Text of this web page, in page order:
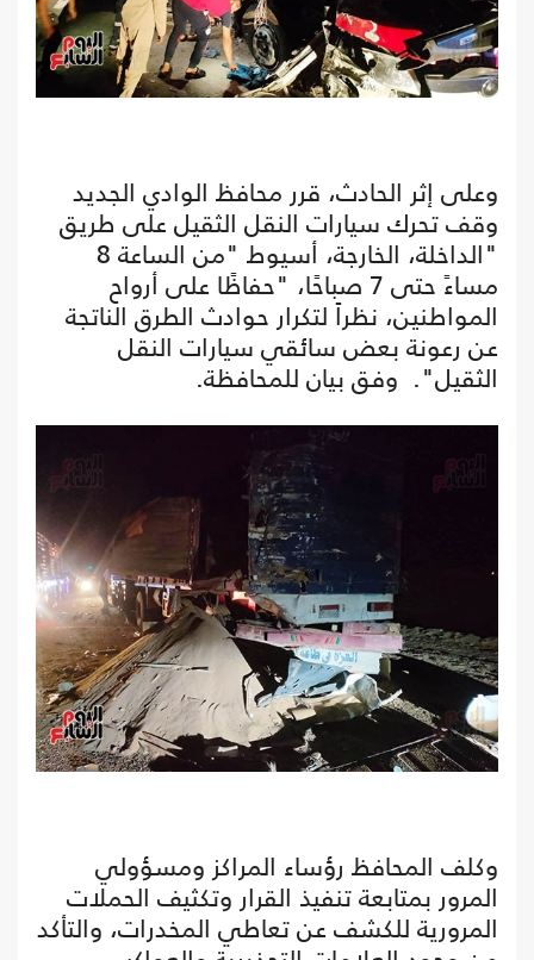
وعلى إثر الحادث، قرر محافظ الوادي الجديد
وقف تحرك سيارات النقل الثقيل على طريق
"الداخلة، الخارجة، أسيوط "من الساعة 8
مساءً حتى 7 صباحًا، "حفاظًا على أرواح
المواطنين، نظراََ لتكرار حوادث الطرق الناتجة
عن رعونة بعض سائقي سيارات النقل
الثقيل". وفق بيان للمحافظة.
وكلف المحافظ رؤساء المراكز ومسؤولي
المرور بمتابعة تنفيذ القرار وتكثيف الحملات
المرورية للكشف عن تعاطي المخدرات، والتأكد